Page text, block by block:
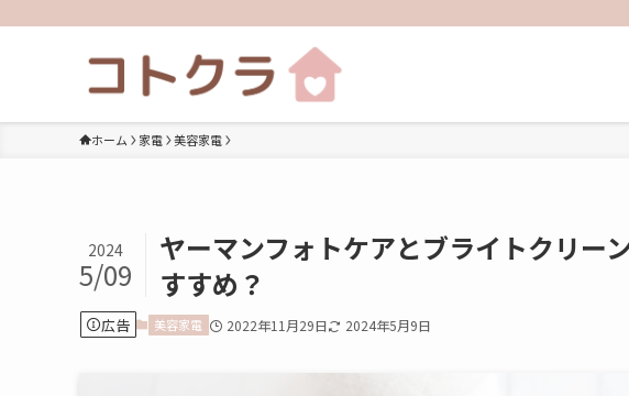
ホーム 家電 美容家電
ヤーマンフォトケアとブライトクリー
すすめ？
2024
5/09
広告 美容家電 2022年11月29日 2024年5月9日